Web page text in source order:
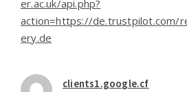
er.ac.uk/api.php?
action=https://de.trustpilot.com/
ery.de
clients1.google.cf